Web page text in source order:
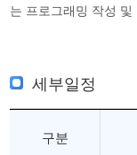
는 프로그래밍 작성
세부일정
구분